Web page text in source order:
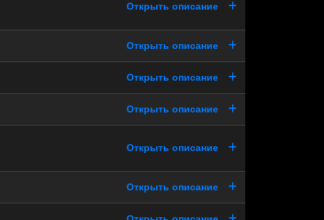
Открыть описание
Открыть описание
Открыть описание
Открыть описание
Открыть описание
Открыть описание